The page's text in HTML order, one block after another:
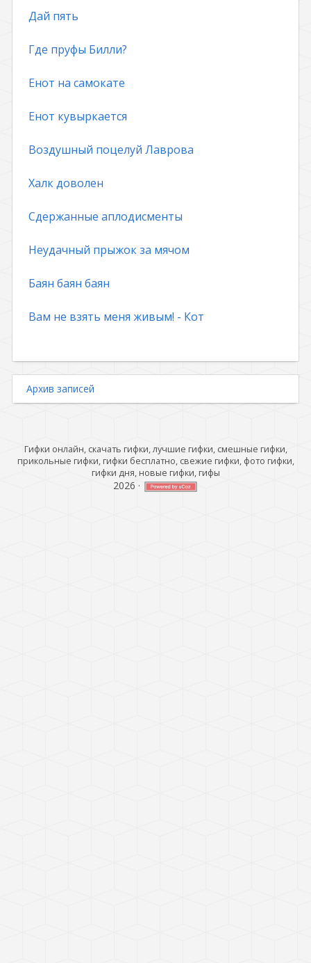
Дай пять
Где пруфы Билли?
Енот на самокате
Енот кувыркается
Воздушный поцелуй Лаврова
Халк доволен
Сдержанные аплодисменты
Неудачный прыжок за мячом
Баян баян баян
Вам не взять меня живым! - Кот
Архив записей
Гифки онлайн, скачать гифки, лучшие гифки, смешные гифки,
прикольные гифки, гифки бесплатно, свежие гифки, фото гифки,
гифки дня, новые гифки, гифы
2026 ·